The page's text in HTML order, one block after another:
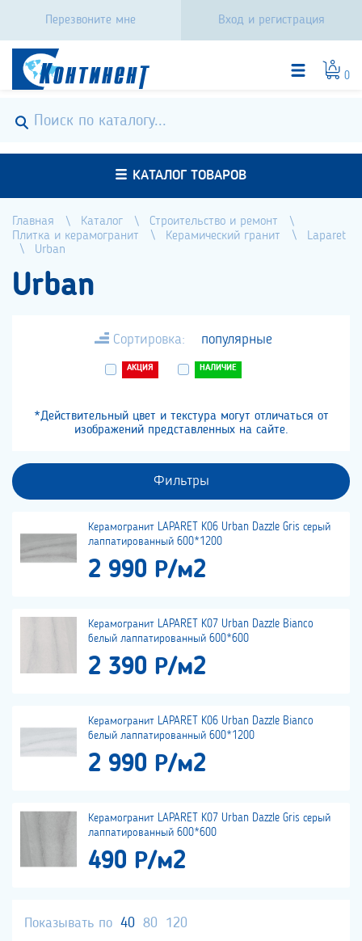
Перезвоните мне Вход и регистрация
0
КАТАЛОГ ТОВАРОВ
Главная Каталог
Строительство и ремонт
Плитка и керамогранит
Керамический гранит
Laparet
Urban
Urban
Сортировка: популярные
АКЦИЯ НАЛИЧИЕ
*Действительный цвет и текстура могут отличаться от
изображений представленных на сайте.
Фильтры
Керамогранит LAPARET K06 Urban Dazzle Gris серый
лаппатированный 600*1200
2 990 Р/м2
Керамогранит LAPARET K07 Urban Dazzle Bianco
белый лаппатированный 600*600
2 390 Р/м2
Керамогранит LAPARET K06 Urban Dazzle Bianco
белый лаппатированный 600*1200
2 990 Р/м2
Керамогранит LAPARET K07 Urban Dazzle Gris серый
лаппатированный 600*600
490 Р/м2
Показывать по 40 80 120